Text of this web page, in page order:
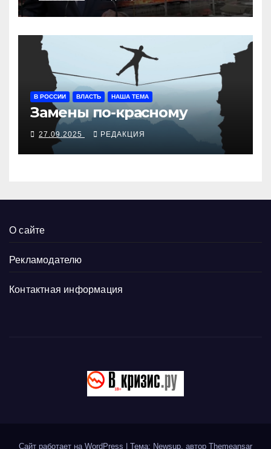
В РОССИИ ВЛАСТЬ НАША ТЕМА
Замены по-красному
27.09.2025 РЕДАКЦИЯ
О сайте
Рекламодателю
Контактная информация
Сайт работает на WordPress | Тема: Newsup, автор Themeansar